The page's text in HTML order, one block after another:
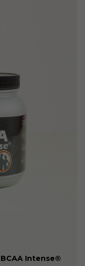
BCAA Intense®